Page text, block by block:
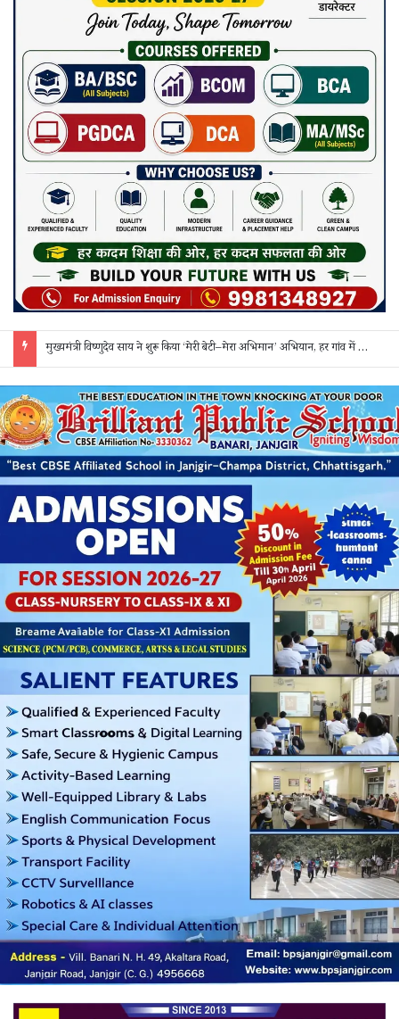
सक्ती: ₹90 लाख की ठगी का खुलासा, एक महिला समेत 3 आरोपी गिरफ्तार